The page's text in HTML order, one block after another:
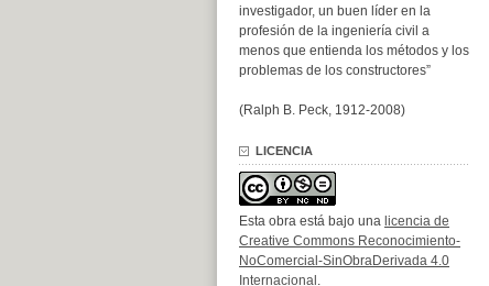
investigador, un buen líder en la
profesión de la ingeniería civil a
menos que entienda los métodos y los
problemas de los constructores”
(Ralph B. Peck, 1912-2008)
LICENCIA
Esta obra está bajo una licencia de
Creative Commons Reconocimiento-
NoComercial-SinObraDerivada 4.0
Internacional .